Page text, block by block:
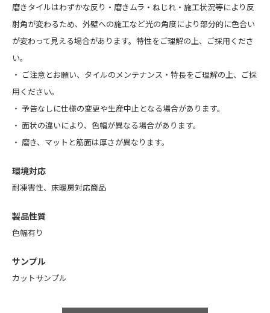
磨きタイルはわずかな反り・磨きムラ・ねじれ・施工状況等により反
射角が変わるため、外壁への施工など光の角度により部分的に色合い
が変わって見える場合があります。特性をご理解の上、ご採用くださ
い。
・ ご注意とお願い、 タイルのメンテナンス・特長をご理解の上、ご採
用ください。
・ 予告なしに仕様の変更や生産中止となる場合があります。
・ 面状の違いにより、色幅が異なる場合があります。
・ 磨き、マットと筋面は厚さが異なります。
環境対応
耐凍害性、床暖房対応商品
製品性質
色幅有り
サンプル
カットサンプル